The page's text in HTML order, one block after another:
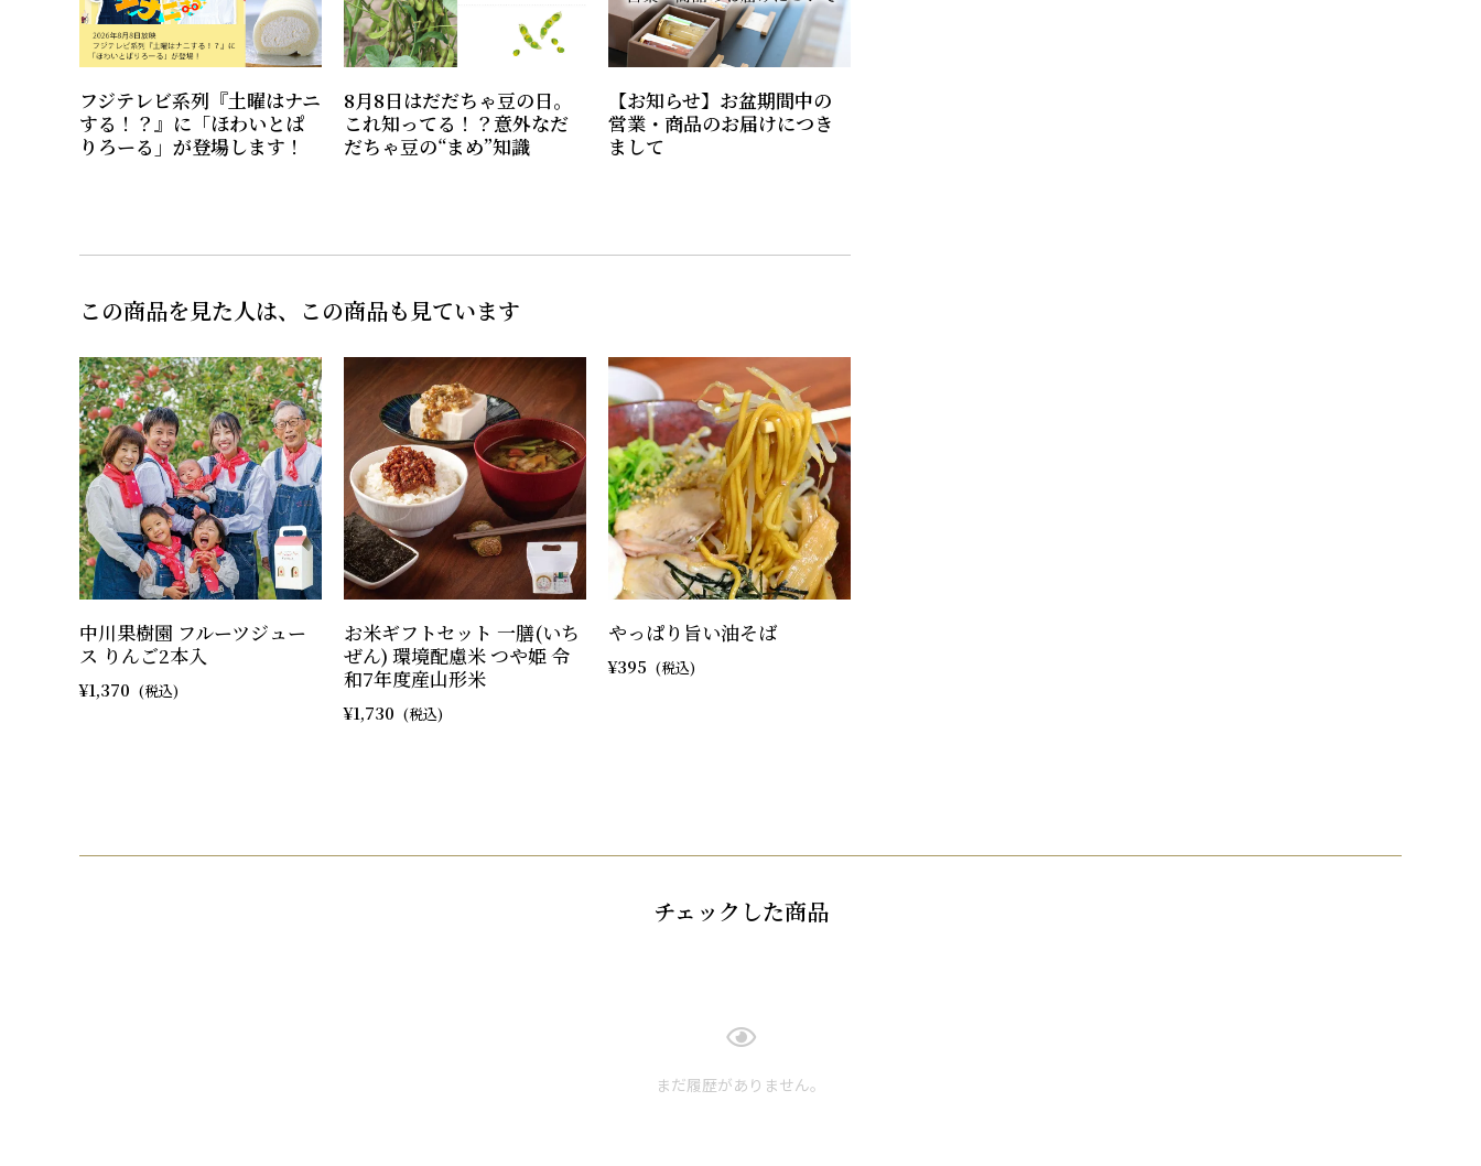
フジテレビ系列『土曜はナニ
する！？』に「ほわいとぱ
りろーる」が登場します！
8月8日はだだちゃ豆の日。
これ知ってる！？意外なだ
だちゃ豆の“まめ”知識
【お知らせ】お盆期間中の
営業・商品のお届けにつき
まして
この商品を見た人は、この商品も見ています
中川果樹園 フルーツジュー
ス りんご2本入
1,370
お米ギフトセット 一膳(いち
ぜん) 環境配慮米 つや姫 令
和7年度産山形米
1,730
やっぱり旨い油そば
395
チェックした商品
まだ履歴がありません。